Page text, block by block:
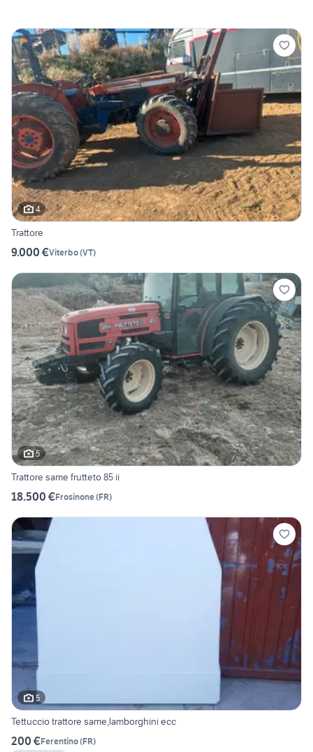
4
Trattore
9.000 €Viterbo(VT)
5
Trattore same frutteto 85 ii
18.500 €Frosinone(FR)
5
Tettuccio trattore same,lamborghini ecc
200 €Ferentino(FR)